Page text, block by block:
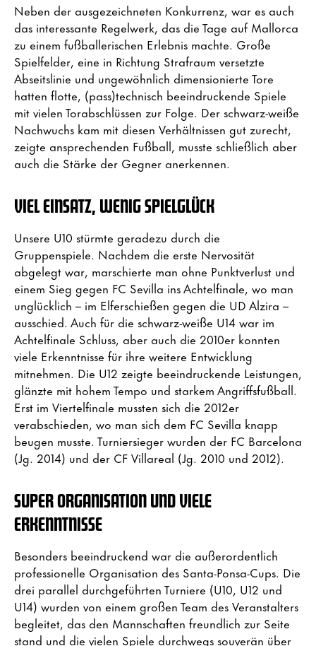
Neben der ausgezeichneten Konkurrenz, war es auch
das interessante Regelwerk, das die Tage auf Mallorca
zu einem fußballerischen Erlebnis machte. Große
Spielfelder, eine in Richtung Strafraum versetzte
Abseitslinie und ungewöhnlich dimensionierte Tore
hatten flotte, (pass)technisch beeindruckende Spiele
mit vielen Torabschlüssen zur Folge. Der schwarz-weiße
Nachwuchs kam mit diesen Verhältnissen gut zurecht,
zeigte ansprechenden Fußball, musste schließlich aber
auch die Stärke der Gegner anerkennen.
VIEL EINSATZ, WENIG SPIELGLÜCK
Unsere U10 stürmte geradezu durch die
Gruppenspiele. Nachdem die erste Nervosität
abgelegt war, marschierte man ohne Punktverlust und
einem Sieg gegen FC Sevilla ins Achtelfinale, wo man
unglücklich – im Elferschießen gegen die UD Alzira –
ausschied. Auch für die schwarz-weiße U14 war im
Achtelfinale Schluss, aber auch die 2010er konnten
viele Erkenntnisse für ihre weitere Entwicklung
mitnehmen. Die U12 zeigte beeindruckende Leistungen,
glänzte mit hohem Tempo und starkem Angriffsfußball.
Erst im Viertelfinale mussten sich die 2012er
verabschieden, wo man sich dem FC Sevilla knapp
beugen musste. Turniersieger wurden der FC Barcelona
(Jg. 2014) und der CF Villareal (Jg. 2010 und 2012).
SUPER ORGANISATION UND VIELE
ERKENNTNISSE
Besonders beeindruckend war die außerordentlich
professionelle Organisation des Santa-Ponsa-Cups. Die
drei parallel durchgeführten Turniere (U10, U12 und
U14) wurden von einem großen Team des Veranstalters
begleitet, das den Mannschaften freundlich zur Seite
stand und die vielen Spiele durchwegs souverän über